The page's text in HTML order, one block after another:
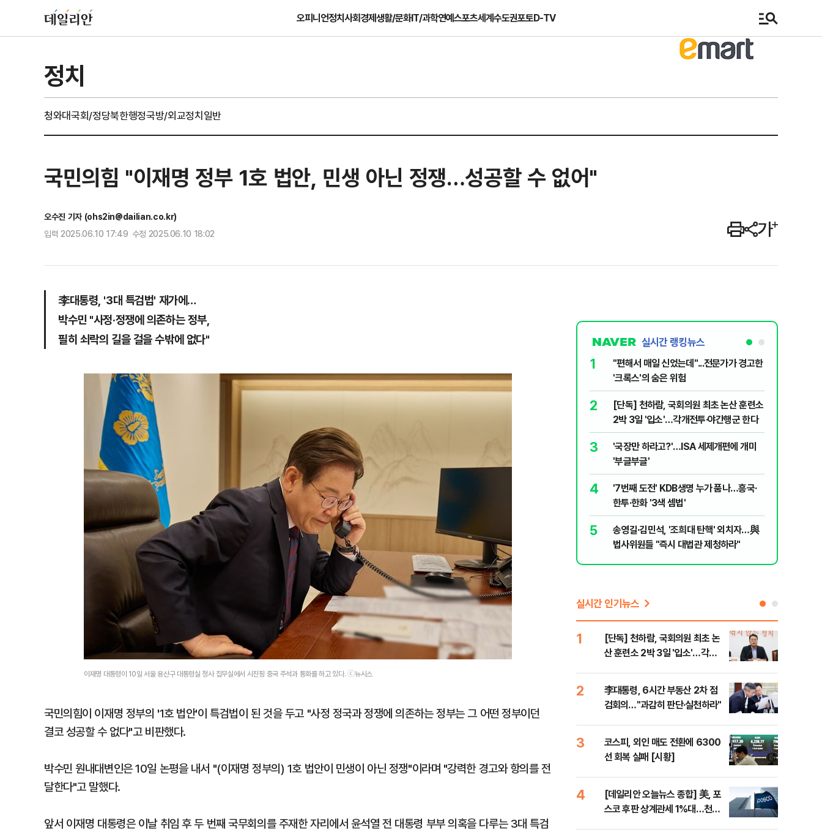
오피니언정치사회경제생활/문화IT/과학연예스포츠세계수도권포토D-TV
정치
청와대국회/정당북한행정국방/외교정치일반
국민의힘 "이재명 정부 1호 법안, 민생 아닌 정쟁…성공할 수 없어"
오수진 기자 (ohs2in@dailian.co.kr)
입력 2025.06.10 17:49 수정 2025.06.10 18:02
李대통령, '3대 특검법' 재가에…
박수민 "사정·정쟁에 의존하는 정부,
필히 쇠락의 길을 걸을 수밖에 없다"
이재명 대통령이 10일 서울 용산구 대통령실 청사 집무실에서 시진핑 중국 주석과 통화를 하고 있다. ⓒ뉴시스
국민의힘이 이재명 정부의 '1호 법안'이 특검법이 된 것을 두고 "사정 정국과 정쟁에 의존하는 정부는 그 어떤 정부이던
결코 성공할 수 없다"고 비판했다.
박수민 원내대변인은 10일 논평을 내서 "(이재명 정부의) 1호 법안이 민생이 아닌 정쟁"이라며 "강력한 경고와 항의를 전
달한다"고 말했다.
앞서 이재명 대통령은 이날 취임 후 두 번째 국무회의를 주재한 자리에서 윤석열 전 대통령 부부 의혹을 다루는 3대 특검
실시간 랭킹뉴스
1
"편해서 매일 신었는데"...전문가가 경고한
'크록스'의 숨은 위험
2
[단독] 천하람, 국회의원 최초 논산 훈련소
2박 3일 '입소'…각개전투·야간행군 한다
3
'국장만 하라고?'…ISA 세제개편에 개미
'부글부글'
4
'7번째 도전' KDB생명 누가 품나…흥국·
한투·한화 '3색 셈법'
5
송영길·김민석, '조희대 탄핵' 외치자…與
법사위원들 "즉시 대법관 제청하라"
실시간 인기뉴스
1
[단독] 천하람, 국회의원 최초 논
산 훈련소 2박 3일 '입소'…각개
2
李대통령, 6시간 부동산 2차 점
검회의…"과감히 판단·실천하라"
3
코스피, 외인 매도 전환에 6300
선 회복 실패 [시황]
4
[데일리안 오늘뉴스 종합] 美, 포
스코 후판 상계관세 1%대…천하